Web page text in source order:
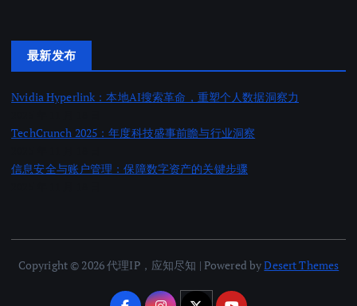
最新发布
Nvidia Hyperlink：本地AI搜索革命，重塑个人数据洞察力
TechCrunch 2025：年度科技盛事前瞻与行业洞察
信息安全与账户管理：保障数字资产的关键步骤
Copyright © 2026 代理IP，应知尽知 | Powered byDesert Themes